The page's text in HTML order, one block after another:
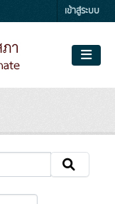
เข้าสู่ระบบ